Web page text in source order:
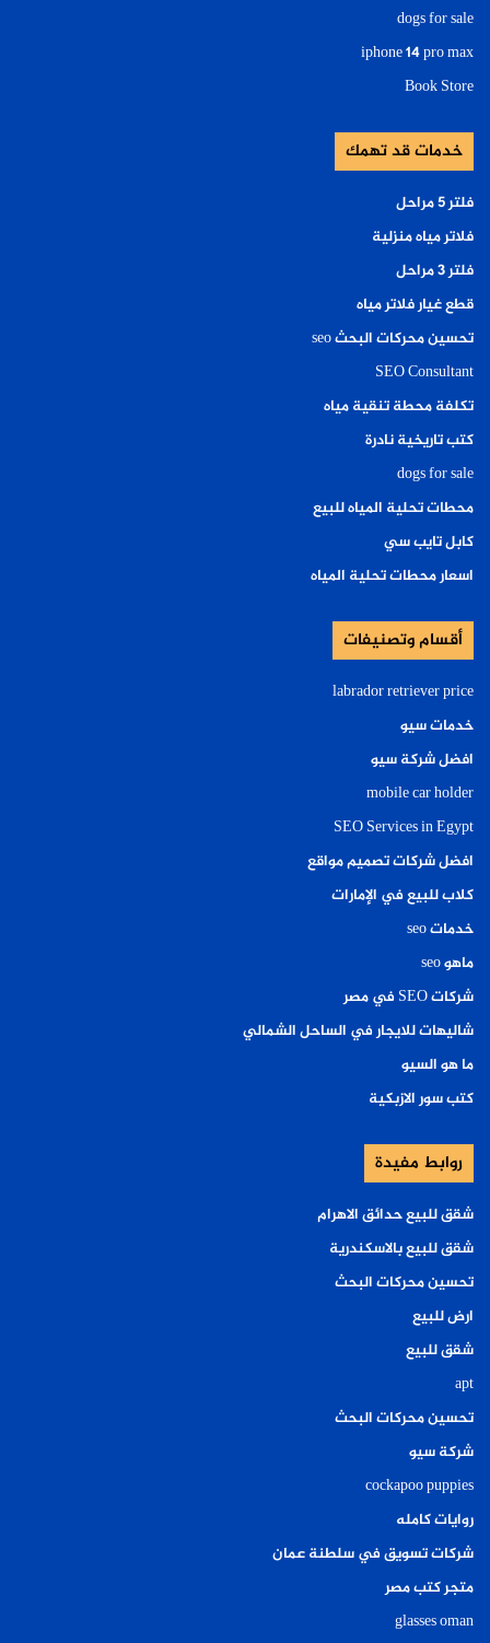
dogs for sale
iphone 14 pro max
Book Store
خدمات قد تهمك
فلتر ٥ مراحل
فلاتر مياه منزلية
فلتر ٣ مراحل
قطع غيار فلاتر مياه
تحسين محركات البحث seo
SEO Consultant
تكلفة محطة تنقية مياه
كتب تاريخية نادرة
dogs for sale
محطات تحلية المياه للبيع
كابل تايب سي
اسعار محطات تحلية المياه
أقسام وتصنيفات
labrador retriever price
خدمات سيو
افضل شركة سيو
mobile car holder
SEO Services in Egypt
افضل شركات تصميم مواقع
كلاب للبيع في الإمارات
خدمات seo
ماهو seo
شركات SEO في مصر
شاليهات للايجار في الساحل الشمالي
ما هو السيو
كتب سور الازبكية
روابط مفيدة
شقق للبيع حدائق الاهرام
شقق للبيع بالاسكندرية
تحسين محركات البحث
ارض للبيع
شقق للبيع
apt
تحسين محركات البحث
شركة سيو
cockapoo puppies
روايات كامله
شركات تسويق في سلطنة عمان
متجر كتب مصر
glasses oman